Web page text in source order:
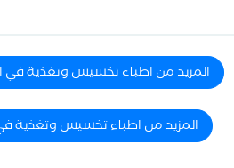
المزيد من اطباء تخسيس وتغذية في
المزيد من اطباء تخسيس وتغذية